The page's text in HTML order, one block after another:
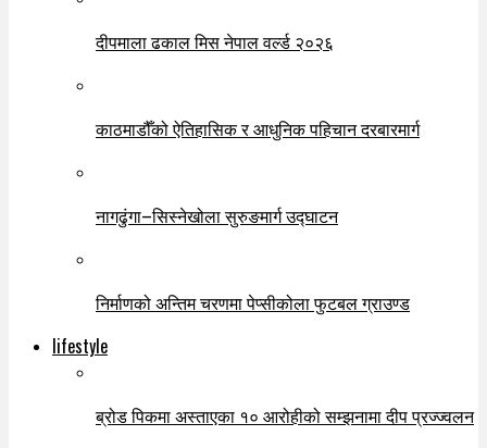
दीपमाला ढकाल मिस नेपाल वर्ल्ड २०२६
काठमाडौँको ऐतिहासिक र आधुनिक पहिचान दरबारमार्ग
नागढुंगा–सिस्नेखोला सुरुङमार्ग उद्घाटन
निर्माणको अन्तिम चरणमा पेप्सीकोला फुटबल ग्राउण्ड
lifestyle
ब्रोड पिकमा अस्ताएका १० आरोहीको सम्झनामा दीप प्रज्ज्वलन